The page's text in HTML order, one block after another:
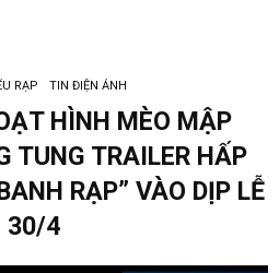
RẠP TIN ĐIỆN ẢNH
HÌNH MÈO MẬP
TUNG TRAILER HẤP
RẠP” VÀO DỊP LỄ
30/4